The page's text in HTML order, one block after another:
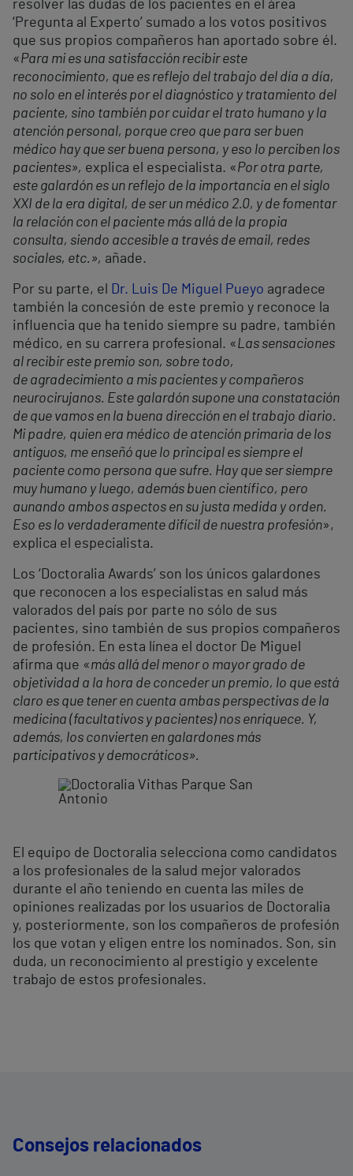
resolver las dudas de los pacientes en el área
‘Pregunta al Experto’ sumado a los votos positivos
que sus propios compañeros han aportado sobre él.
«Para mi es una satisfacción recibir este
reconocimiento, que es reflejo del trabajo del día a día,
no solo en el interés por el diagnóstico y tratamiento del
paciente, sino también por cuidar el trato humano y la
atención personal, porque creo que para ser buen
médico hay que ser buena persona, y eso lo perciben los
pacientes», explica el especialista. «Por otra parte,
este galardón es un reflejo de la importancia en el siglo
XXI de la era digital, de ser un médico 2.0, y de fomentar
la relación con el paciente más allá de la propia
consulta, siendo accesible a través de email, redes
sociales, etc.», añade.
Por su parte, el Dr. Luis De Miguel Pueyo agradece
también la concesión de este premio y reconoce la
influencia que ha tenido siempre su padre, también
médico, en su carrera profesional. «Las sensaciones
al recibir este premio son, sobre todo,
de agradecimiento a mis pacientes y compañeros
neurocirujanos. Este galardón supone una constatación
de que vamos en la buena dirección en el trabajo diario.
Mi padre, quien era médico de atención primaria de los
antiguos, me enseñó que lo principal es siempre el
paciente como persona que sufre. Hay que ser siempre
muy humano y luego, además buen científico, pero
aunando ambos aspectos en su justa medida y orden.
Eso es lo verdaderamente difícil de nuestra profesión»,
explica el especialista.
Los ‘Doctoralia Awards’ son los únicos galardones
que reconocen a los especialistas en salud más
valorados del país por parte no sólo de sus
pacientes, sino también de sus propios compañeros
de profesión. En esta línea el doctor De Miguel
afirma que «más allá del menor o mayor grado de
objetividad a la hora de conceder un premio, lo que está
claro es que tener en cuenta ambas perspectivas de la
medicina (facultativos y pacientes) nos enriquece. Y,
además, los convierten en galardones más
participativos y democráticos».
El equipo de Doctoralia selecciona como candidatos
a los profesionales de la salud mejor valorados
durante el año teniendo en cuenta las miles de
opiniones realizadas por los usuarios de Doctoralia
y, posteriormente, son los compañeros de profesión
los que votan y eligen entre los nominados. Son, sin
duda, un reconocimiento al prestigio y excelente
trabajo de estos profesionales.
Consejos relacionados